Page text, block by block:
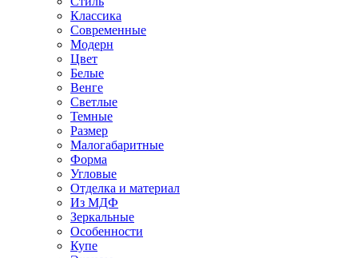
Классика
Современные
Модерн
Цвет
Белые
Венге
Светлые
Темные
Размер
Малогабаритные
Форма
Угловые
Отделка и материал
Из МДФ
Зеркальные
Особенности
Купе